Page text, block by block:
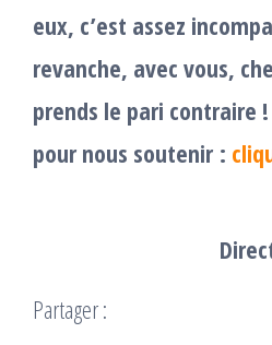
eux, c’est assez
revanche, avec vous,
prends le pari contraire !
pour nous soutenir :
Partager :